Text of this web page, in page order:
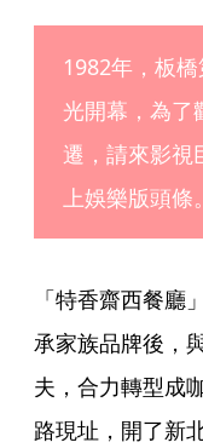
1982年，板
光開幕，為了
遷，請來影視
上娛樂版頭條。
「特香齋西餐廳
承家族品牌後，
夫，合力轉型成
路現址，開了新